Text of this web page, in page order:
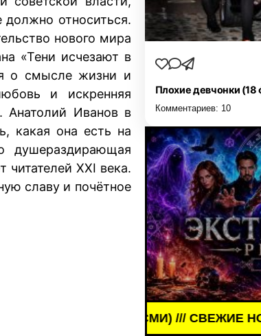
должно относиться.
нового мира
«Тени исчезают в
о смысле жизни и
и искренняя
Анатолий Иванов в
какая она есть на
душераздирающая
читателей XXI века.
славу и почётное
Плохие девчонки (18
Комментариев: 10
(СМИ) /// СВЕЖИЕ НОВОСТИ ///